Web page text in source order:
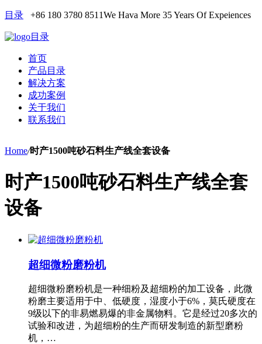
目录 +86 180 3780 8511We Hava More 35 Years Of Expeiences
目录
首页
产品目录
解决方案
成功案例
关于我们
联系我们
Home/时产1500吨砂石料生产线全套设备
时产1500吨砂石料生产线全套
设备
超细微粉磨粉机
超细微粉磨粉机是一种细粉及超细粉的加工设备，此微
粉磨主要适用于中、低硬度，湿度小于6%，莫氏硬度在
9级以下的非易燃易爆的非金属物料。它是经过20多次的
试验和改进，为超细粉的生产而研发制造的新型磨粉
机，…